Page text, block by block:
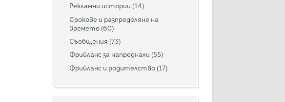
Рекламни истории (14)
Срокове и разпределяне на
времето (60)
Съобщения (73)
Фрийланс за напреднали (55)
Фрийланс и родителство (17)